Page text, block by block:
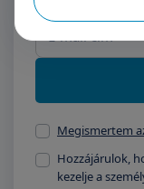
Megismertem
Hozzájárulok,
kezelje a